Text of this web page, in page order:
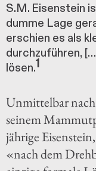
S.M. Eisenstein
dumme Lage
erschien es als
durchzuführen,
lösen.1
Unmittelbar
seinem
jährige
«nach dem